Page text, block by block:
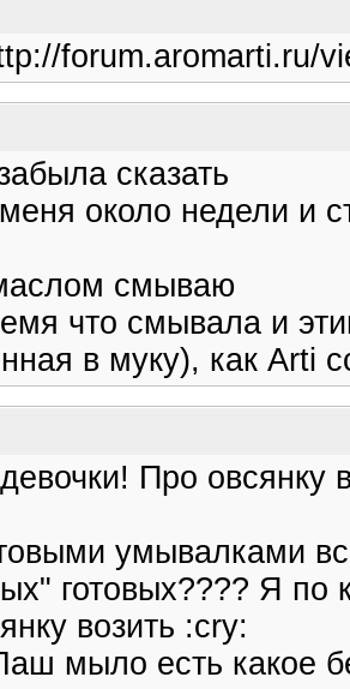
forum.aromarti.ru/
сказать
около недели и
смываю
что смывала и
в муку), как Arti
Про овсянку
умывалками
готовых???? Я по
возить :cry:
мыло есть какое